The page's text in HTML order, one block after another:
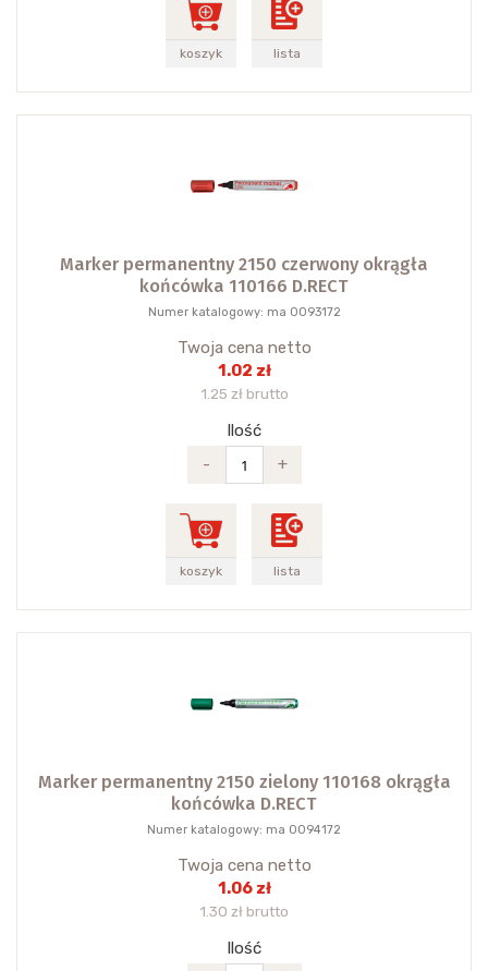
koszyk lista
Marker permanentny 2150 czerwony okrągła
końcówka 110166 D.RECT
Numer katalogowy: ma 0093172
Twoja cena netto
1.02 zł
1.25 zł brutto
Ilość
-
+
koszyk lista
Marker permanentny 2150 zielony 110168 okrągła
końcówka D.RECT
Numer katalogowy: ma 0094172
Twoja cena netto
1.06 zł
1.30 zł brutto
Ilość